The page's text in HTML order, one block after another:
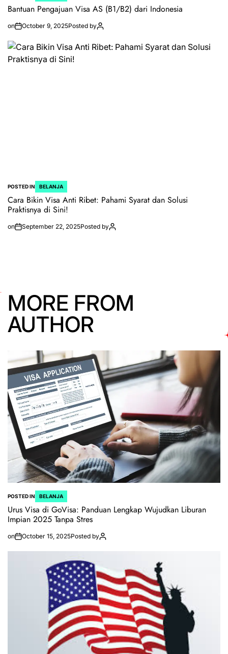
Bantuan Pengajuan Visa AS (B1/B2) dari Indonesia
on October 9, 2025Posted by
POSTED IN BELANJA
Cara Bikin Visa Anti Ribet: Pahami Syarat dan Solusi
Praktisnya di Sini!
on September 22, 2025Posted by
MORE FROM
AUTHOR
POSTED IN BELANJA
Urus Visa di GoVisa: Panduan Lengkap Wujudkan Liburan
Impian 2025 Tanpa Stres
on October 15, 2025Posted by